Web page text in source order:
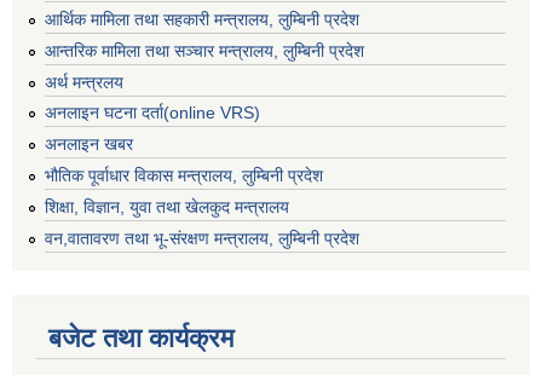
आर्थिक मामिला तथा सहकारी मन्त्रालय, लुम्बिनी प्रदेश
आन्तरिक मामिला तथा सञ्चार मन्त्रालय, लुम्बिनी प्रदेश
अर्थ मन्त्रलय
अनलाइन घटना दर्ता(online VRS)
अनलाइन खबर
भौतिक पूर्वाधार विकास मन्त्रालय, लुम्बिनी प्रदेश
शिक्षा, विज्ञान, युवा तथा खेलकुद मन्‍‍त्रालय
वन,वातावरण तथा भू-संरक्षण मन्त्रालय, लुम्बिनी प्रदेश
बजेट तथा कार्यक्रम